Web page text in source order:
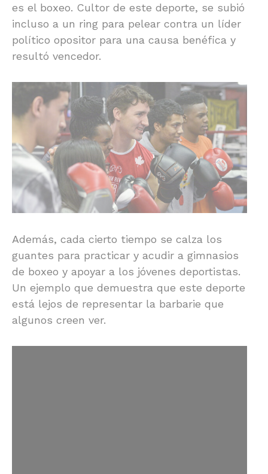
es el boxeo. Cultor de este deporte, se subió
incluso a un ring para pelear contra un líder
político opositor para una causa benéfica y
resultó vencedor.
Además, cada cierto tiempo se calza los
guantes para practicar y acudir a gimnasios
de boxeo y apoyar a los jóvenes deportistas.
Un ejemplo que demuestra que este deporte
está lejos de representar la barbarie que
algunos creen ver.